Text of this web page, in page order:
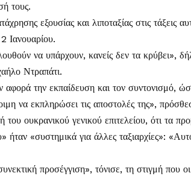
τους.
εξουσίας και λιποταξίας στις τάξεις
Ιανουαρίου.
να υπάρχουν, κανείς δεν τα κρύβει»,
Ντραπάτι.
την εκπαίδευση και τον συντονισμό,
να εκπληρώσει τις αποστολές της»,
ουκρανικού γενικού επιτελείου, ότι τα
ήταν «συστημικά για άλλες ταξιαρχίες»:
προσέγγιση», τόνισε, τη στιγμή που